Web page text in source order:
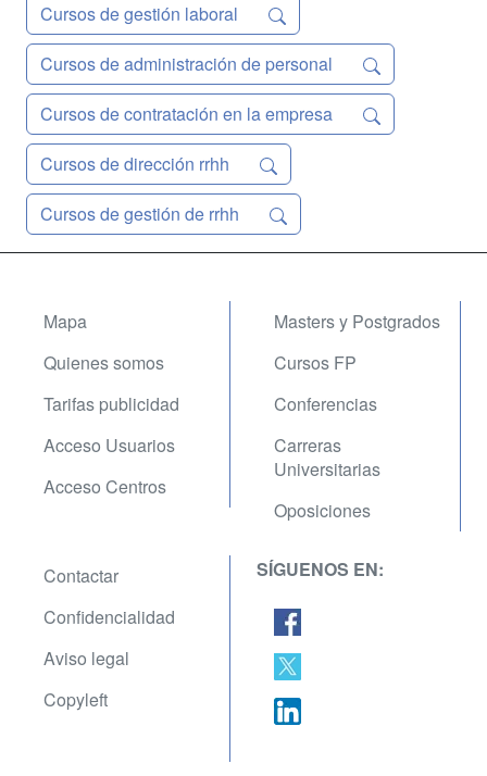
Cursos de gestión laboral
Cursos de administración de personal
Cursos de contratación en la empresa
Cursos de dirección rrhh
Cursos de gestión de rrhh
Mapa
Quienes somos
Tarifas publicidad
Acceso Usuarios
Acceso Centros
Masters y Postgrados
Cursos FP
Conferencias
Carreras
Universitarias
Oposiciones
Contactar
Confidencialidad
Aviso legal
Copyleft
SÍGUENOS EN: